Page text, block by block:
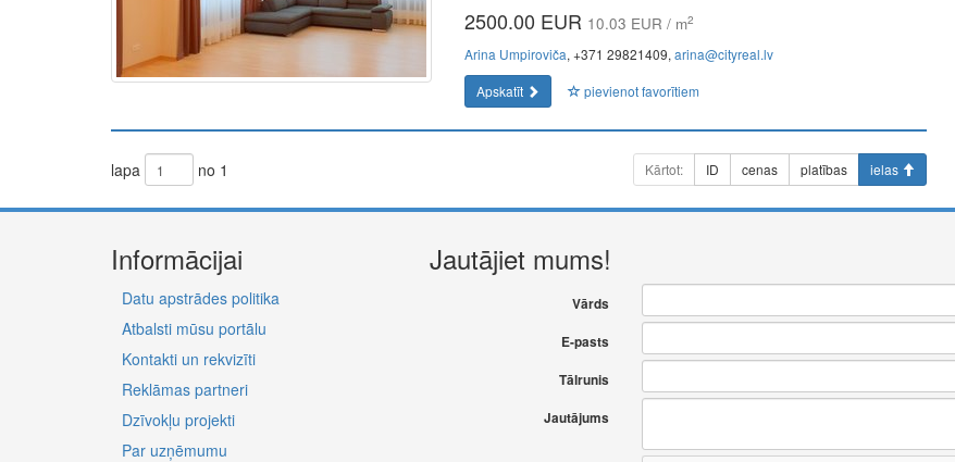
2500.00 EUR 10.03 EUR / m2
Arina Umpiroviča, +371 29821409, arina@cityreal.lv
Apskatīt
pievienot favorītiem
lapa no 1 Kārtot: ID cenas platības ielas
Informācijai
Datu apstrādes politika
Atbalsti mūsu portālu
Kontakti un rekvizīti
Reklāmas partneri
Dzīvokļu projekti
Par uzņēmumu
Jautājiet mums!
Vārds
E-pasts
Tālrunis
Jautājums